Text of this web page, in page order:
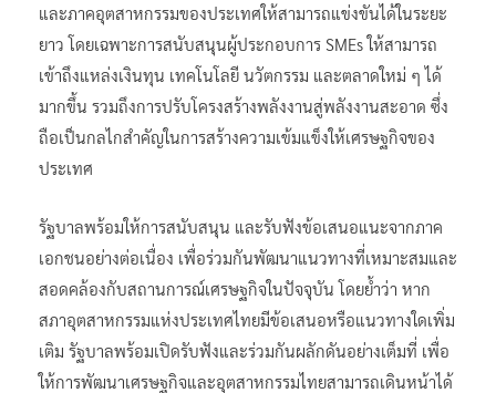
และภาคอุตสาหกรรมของประเทศให้สามารถแข่งขันได้ในระยะ
ยาว โดยเฉพาะการสนับสนุนผู้ประกอบการ SMEs ให้สามารถ
เข้าถึงแหล่งเงินทุน เทคโนโลยี นวัตกรรม และตลาดใหม่ ๆ ได้
มากขึ้น รวมถึงการปรับโครงสร้างพลังงานสู่พลังงานสะอาด ซึ่ง
ถือเป็นกลไกสำคัญในการสร้างความเข้มแข็งให้เศรษฐกิจของ
ประเทศ
รัฐบาลพร้อมให้การสนับสนุน และรับฟังข้อเสนอแนะจากภาค
เอกชนอย่างต่อเนื่อง เพื่อร่วมกันพัฒนาแนวทางที่เหมาะสมและ
สอดคล้องกับสถานการณ์เศรษฐกิจในปัจจุบัน โดยย้ำว่า หาก
สภาอุตสาหกรรมแห่งประเทศไทยมีข้อเสนอหรือแนวทางใดเพิ่ม
เติม รัฐบาลพร้อมเปิดรับฟังและร่วมกันผลักดันอย่างเต็มที่ เพื่อ
ให้การพัฒนาเศรษฐกิจและอุตสาหกรรมไทยสามารถเดินหน้าได้